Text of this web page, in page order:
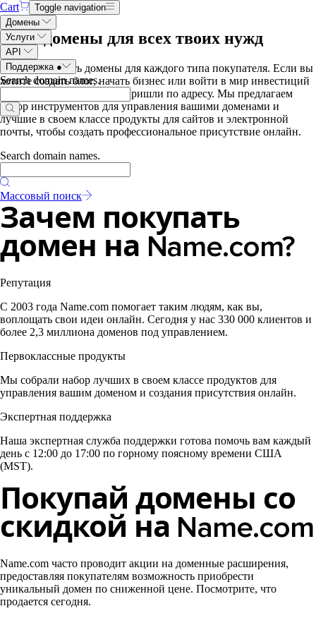
Cart
Toggle navigation
Домены
Услуги
API
Поддержка ●
Search domain names.
Купи домены для всех твоих нужд
У Name.com есть домены для каждого типа покупателя. Если вы
хотите создать блог, начать бизнес или войти в мир инвестиций
в доменные имена, то вы пришли по адресу. Мы предлагаем
набор инструментов для управления вашими доменами и
лучшие в своем классе продукты для сайтов и электронной
почты, чтобы создать профессиональное присутствие онлайн.
Search domain names.
Массовый поиск
Зачем покупать
домен на Name.com?
Репутация
С 2003 года Name.com помогает таким людям, как вы,
воплощать свои идеи онлайн. Сегодня у нас 330 000 клиентов и
более 2,3 миллиона доменов под управлением.
Первоклассные продукты
Мы собрали набор лучших в своем классе продуктов для
управления вашим доменом и создания присутствия онлайн.
Экспертная поддержка
Наша экспертная служба поддержки готова помочь вам каждый
день с 12:00 до 17:00 по горному поясному времени США
(MST).
Покупай домены со
скидкой на Name.com
Name.com часто проводит акции на доменные расширения,
предоставляя покупателям возможность приобрести
уникальный домен по сниженной цене. Посмотрите, что
продается сегодня.